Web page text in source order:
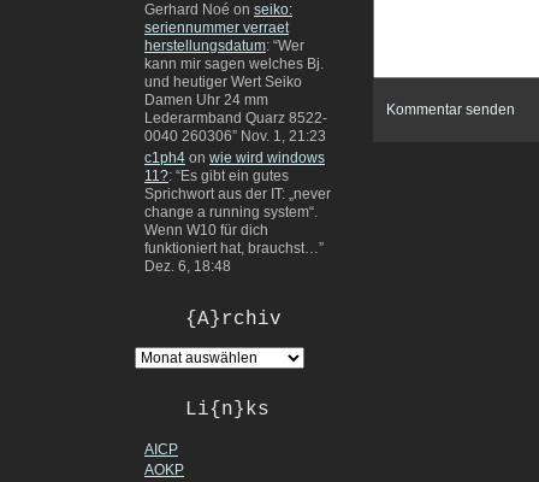
Gerhard Noé on seiko:
seriennummer verraet
herstellungsdatum: “Wer
kann mir sagen welches Bj.
und heutiger Wert Seiko
Damen Uhr 24 mm
Lederarmband Quarz 8522-
0040 260306” Nov. 1, 21:23
c1ph4 on wie wird windows
11?: “Es gibt ein gutes
Sprichwort aus der IT: „never
change a running system“.
Wenn W10 für dich
funktioniert hat, brauchst…”
Dez. 6, 18:48
{A}rchiv
Li{n}ks
AICP
AOKP